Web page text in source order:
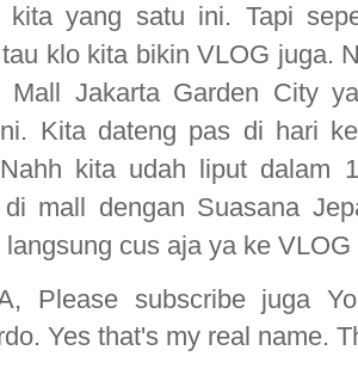
kita yang satu ini. Tapi
klo kita bikin VLOG juga.
Mall Jakarta Garden City
Kita dateng pas di hari
kita udah liput dalam
di mall dengan Suasana
langsung cus aja ya ke VLOG
Please subscribe juga
Yes that's my real name.